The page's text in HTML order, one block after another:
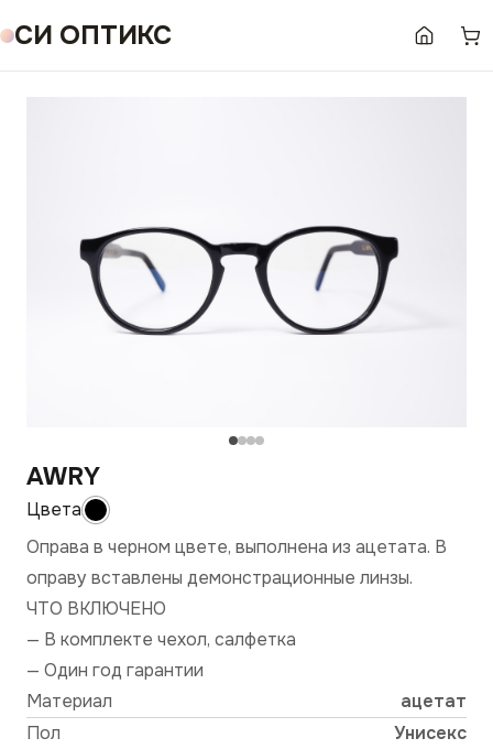
СИ ОПТИКС
AWRY
Оправа в черном цвете, выполнена из ацетата. В
оправу вставлены демонстрационные линзы.
ЧТО ВКЛЮЧЕНО
— В комплекте чехол, салфетка
— Один год гарантии
Материал
ацетат
Пол
Унисекс